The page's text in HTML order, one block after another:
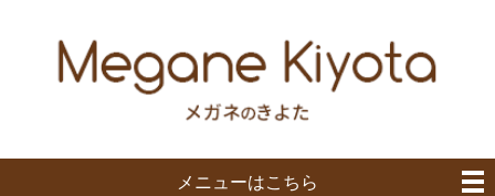
メニューはこちら